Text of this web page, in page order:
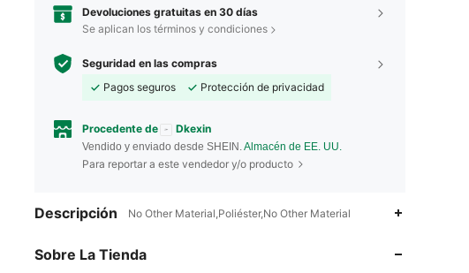
Devoluciones gratuitas en 30 días
Se aplican los términos y condiciones
Seguridad en las compras
Pagos seguros
Protección de privacidad
Procedente de Dkexin
Vendido y enviado desde SHEIN. Almacén de EE. UU.
Para reportar a este vendedor y/o producto
Descripción No Other Material,Poliéster,No Other Material
Sobre La Tienda